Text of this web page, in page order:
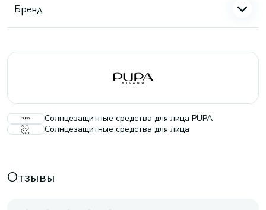
Бренд
Солнцезащитные средства для лица PUPA
Солнцезащитные средства для лица
Отзывы